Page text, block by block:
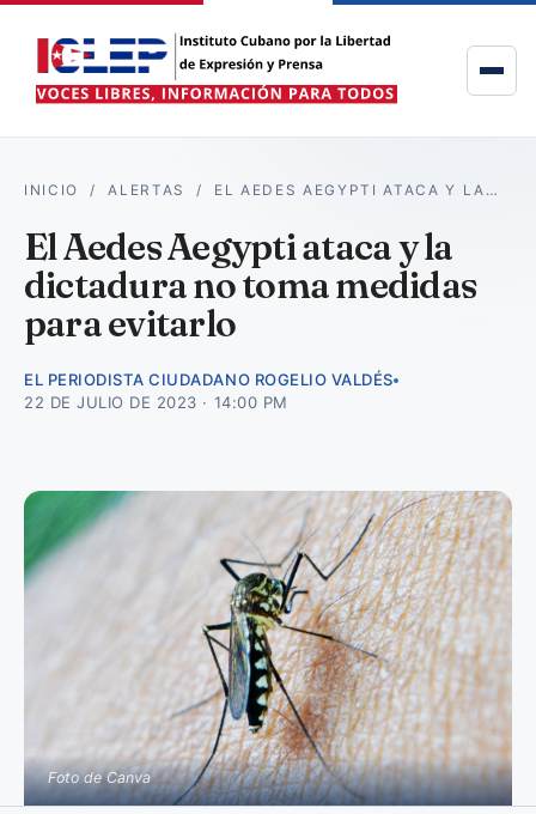
INICIO /ALERTAS / EL AEDES AEGYPTI ATACA Y LA…
El Aedes Aegypti ataca y la
dictadura no toma medidas
para evitarlo
EL PERIODISTA CIUDADANO ROGELIO VALDÉS
22 DE JULIO DE 2023 · 14:00 PM
Foto de Canva